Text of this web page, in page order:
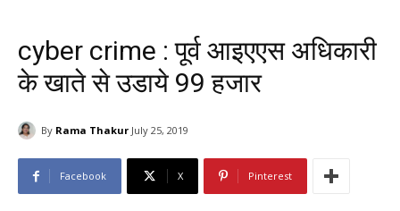
cyber crime : पूर्व आइएएस अधिकारी
के खाते से उडाये 99 हजार
By Rama Thakur July 25, 2019
Facebook X Pinterest